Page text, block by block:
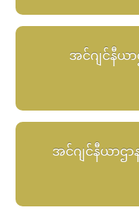
အင်ဂျင်နီယာ
အင်ဂျင်နီယာဌာ